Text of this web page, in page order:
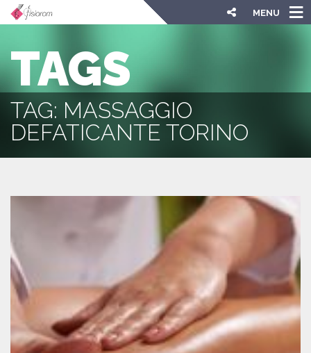
MENU
TAGS
TAG: MASSAGGIO
DEFATICANTE TORINO